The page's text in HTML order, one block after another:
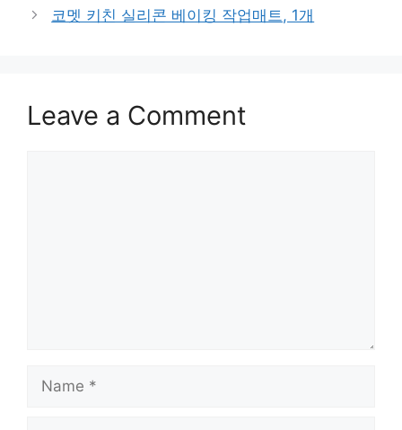
코멧 키친 실리콘 베이킹 작업매트, 1개
Leave a Comment
Name